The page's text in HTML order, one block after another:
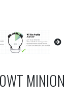
MINION